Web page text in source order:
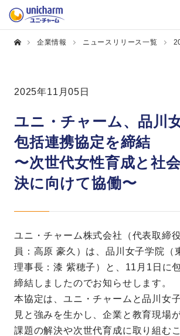
企業情報 ニュースリリース一覧
2025年11月05日
ユニ・チャーム、品川
包括連携協定を締結
〜次世代女性育成と社
決に向けて協働〜
ユニ・チャーム株式会社（代表取締
員：高原 豪久）は、品川女子学院
理事長：漆 紫穂子）と、11月1日に
締結しましたのでお知らせします。
本協定は、ユニ・チャームと品川女
見と強みを生かし、企業と教育現場
課題の解決や次世代育成に取り組む